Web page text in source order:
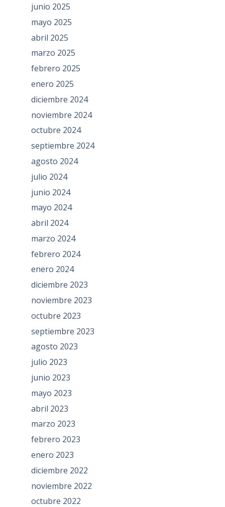
junio 2025
mayo 2025
abril 2025
marzo 2025
febrero 2025
enero 2025
diciembre 2024
noviembre 2024
octubre 2024
septiembre 2024
agosto 2024
julio 2024
junio 2024
mayo 2024
abril 2024
marzo 2024
febrero 2024
enero 2024
diciembre 2023
noviembre 2023
octubre 2023
septiembre 2023
agosto 2023
julio 2023
junio 2023
mayo 2023
abril 2023
marzo 2023
febrero 2023
enero 2023
diciembre 2022
noviembre 2022
octubre 2022